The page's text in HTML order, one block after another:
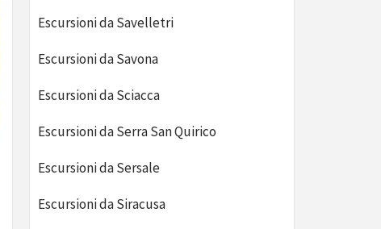
Escursioni da Savelletri
Escursioni da Savona
Escursioni da Sciacca
Escursioni da Serra San Quirico
Escursioni da Sersale
Escursioni da Siracusa